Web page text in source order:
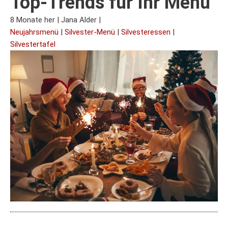
8 Monate her | Jana Alder |
Neujahrsmenü | Silvester-Menü | Silvesteressen |
Silvestertafel